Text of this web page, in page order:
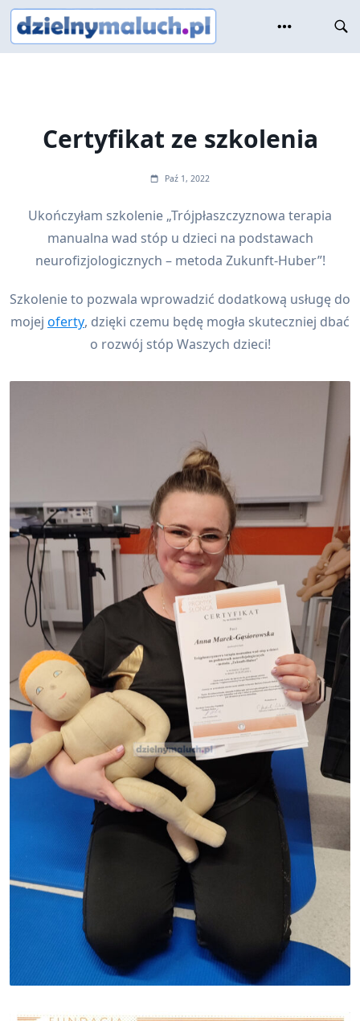
Skip
content
Certyfikat ze szkolenia
Paź 1, 2022
Ukończyłam szkolenie „Trójpłaszczyznowa terapia
manualna wad stóp u dzieci na podstawach
neurofizjologicznych – metoda Zukunft-Huber”!
Szkolenie to pozwala wprowadzić dodatkową usługę do
mojej oferty, dzięki czemu będę mogła skuteczniej dbać
o rozwój stóp Waszych dzieci!